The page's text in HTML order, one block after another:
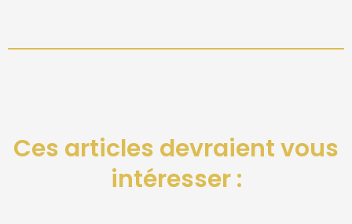
Ces articles devraient vous
intéresser :